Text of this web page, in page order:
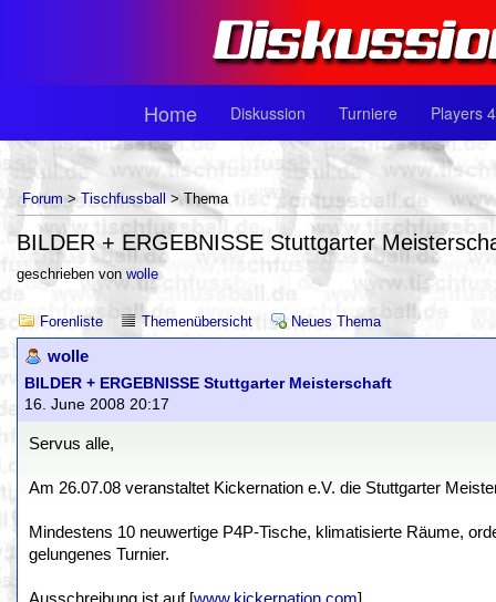
Home Diskussion Turniere Players
Forum > Tischfussball > Thema
BILDER + ERGEBNISSE Stuttgarter
geschrieben von wolle
Forenliste Themenübersicht Neues Thema
wolle
BILDER + ERGEBNISSE Stuttgarter Meisterschaft
16. June 2008 20:17
Servus alle,
Am 26.07.08 veranstaltet Kickernation e.V. die Stuttgarter
Mindestens 10 neuwertige P4P-Tische, klimatisierte Räume,
gelungenes Turnier.